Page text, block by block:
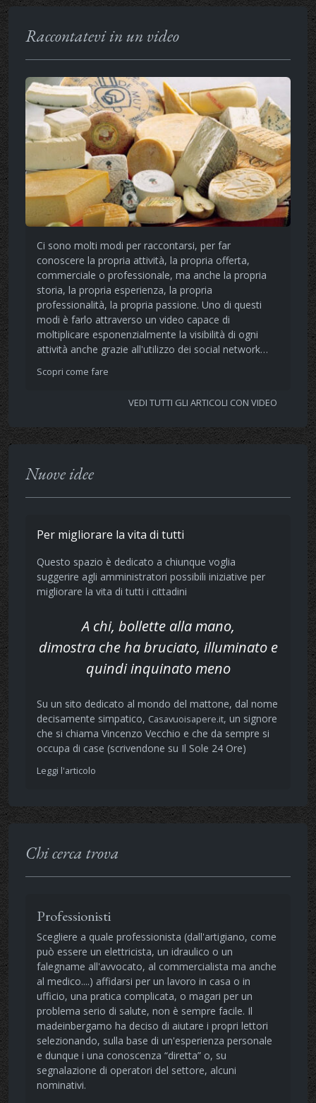
Raccontatevi in un video
Ci sono molti modi per raccontarsi, per far
conoscere la propria attività, la propria offerta,
commerciale o professionale, ma anche la propria
storia, la propria esperienza, la propria
professionalità, la propria passione. Uno di questi
modi è farlo attraverso un video capace di
moltiplicare esponenzialmente la visibilità di ogni
attività anche grazie all'utilizzo dei social network…
Scopri come fare
VEDI TUTTI GLI ARTICOLI CON VIDEO
Nuove idee
Per migliorare la vita di tutti
Questo spazio è dedicato a chiunque voglia
suggerire agli amministratori possibili iniziative per
migliorare la vita di tutti i cittadini
A chi, bollette alla mano,
dimostra che ha bruciato, illuminato e
quindi inquinato meno
Su un sito dedicato al mondo del mattone, dal nome
decisamente simpatico, Casavuoisapere.it, un signore
che si chiama Vincenzo Vecchio e che da sempre si
occupa di case (scrivendone su Il Sole 24 Ore)
Leggi l'articolo
Chi cerca trova
Professionisti
Scegliere a quale professionista (dall'artigiano, come
può essere un elettricista, un idraulico o un
falegname all'avvocato, al commercialista ma anche
al medico....) affidarsi per un lavoro in casa o in
ufficio, una pratica complicata, o magari per un
problema serio di salute, non è sempre facile. Il
madeinbergamo ha deciso di aiutare i propri lettori
selezionando, sulla base di un'esperienza personale
e dunque i una conoscenza “diretta” o, su
segnalazione di operatori del settore, alcuni
nominativi.